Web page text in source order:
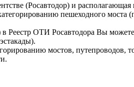
(Росавтодор) и
пешеходного моста
Реестр ОТИ Росавтодора Вы
мостов, путепроводов,